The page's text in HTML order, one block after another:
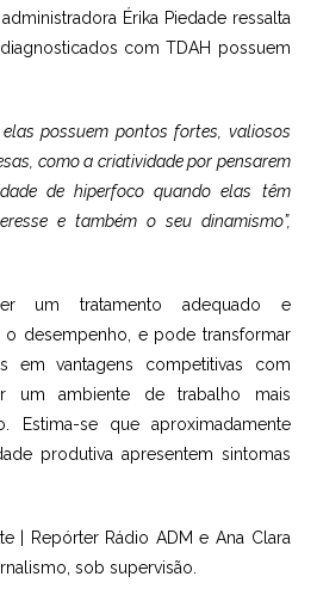
Érika Piedade ressalta
com TDAH possuem
possuem pontos fortes, valiosos
como a criatividade por pensarem
de hiperfoco quando elas têm
e também o seu dinamismo”,
um tratamento adequado e
o desempenho, e pode transformar
em vantagens competitivas com
um ambiente de trabalho mais
Estima-se que aproximadamente
produtiva apresentem sintomas
| Repórter Rádio ADM e Ana Clara
sob supervisão.